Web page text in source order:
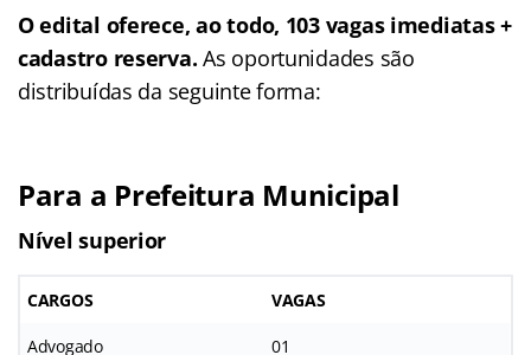
O edital oferece, ao todo, 103 vagas imediatas +
cadastro reserva.As oportunidades são
distribuídas da seguinte forma:
Para a Prefeitura Municipal
Nível superior
CARGOS VAGAS
Advogado 01